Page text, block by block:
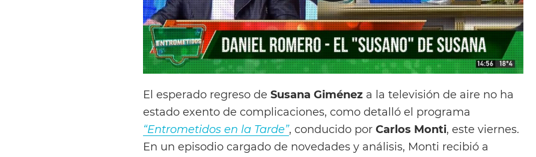
El esperado regreso de Susana Giménez a la televisión de aire no ha
estado exento de complicaciones, como detalló el programa
“Entrometidos en la Tarde”, conducido por Carlos Monti, este viernes.
En un episodio cargado de novedades y análisis, Monti recibió a